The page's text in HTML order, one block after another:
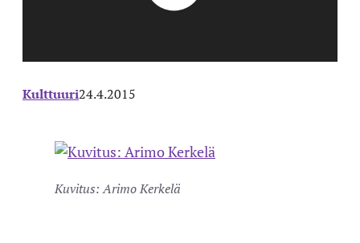
Kulttuuri24.4.2015
Kuvitus: Arimo Kerkelä